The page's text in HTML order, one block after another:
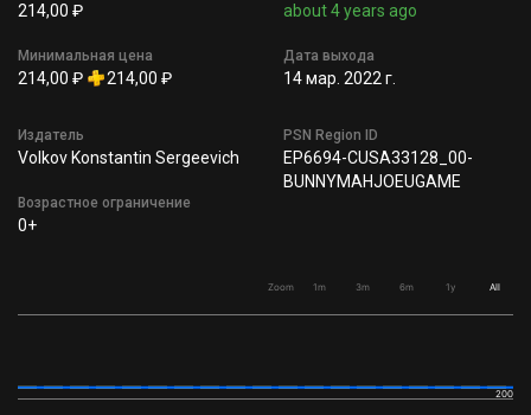
214,00 ₽
Минимальная цена
214,00 ₽ 214,00 ₽
about 4 years ago
Дата выхода
14 мар. 2022 г.
Издатель
Volkov Konstantin Sergeevich
Возрастное ограничение
0+
PSN Region ID
EP6694-CUSA33128_00-
BUNNYMAHJOEUGAME
Zoom 1m 3m 6m 1y All
200